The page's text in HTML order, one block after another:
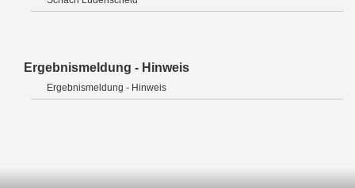
Ergebnismeldung - Hinweis
Ergebnismeldung - Hinweis